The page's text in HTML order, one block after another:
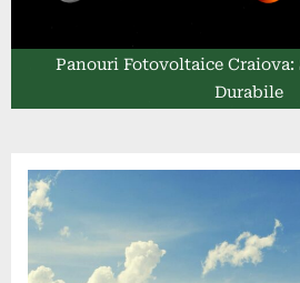
Panouri Fotovoltaice
Durabile